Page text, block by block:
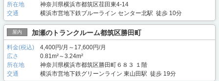
所在地
神奈川県横浜市都筑区荏田東4-14
交通
横浜市営地下鉄ブルーライン センター北駅 徒歩 10分
屋内 加瀬のトランクルーム都筑区勝田町
料金(税込)
4,400円/月～17,600円/月
広さ
0.81m²～3.24m²
所在地
神奈川県横浜市都筑区勝田町６８３ １階
交通
横浜市営地下鉄グリーンライン 東山田駅 徒歩 19分